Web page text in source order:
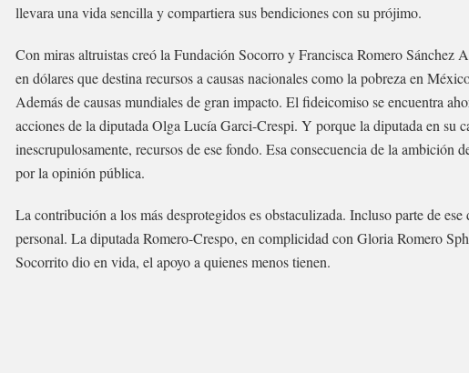
llevara una vida sencilla y compartiera sus bendiciones con su prójimo.
Con miras altruistas creó la Fundación Socorro y Francisca Romero
en dólares que destina recursos a causas nacionales como la pobreza en
Además de causas mundiales de gran impacto. El fideicomiso se encuentra
acciones de la diputada Olga Lucía Garci-Crespi. Y porque la diputada en su
inescrupulosamente, recursos de ese fondo. Esa consecuencia de la ambición
por la opinión pública.
La contribución a los más desprotegidos es obstaculizada. Incluso parte de
personal. La diputada Romero-Crespo, en complicidad con Gloria Romero
Socorrito dio en vida, el apoyo a quienes menos tienen.